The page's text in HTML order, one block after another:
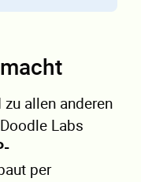
allen anderen
Labs
per